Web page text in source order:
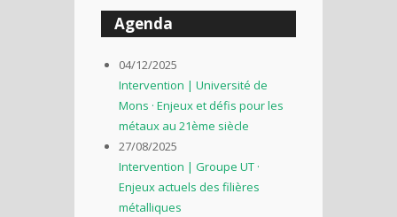
Agenda
04/12/2025
Intervention | Université de
Mons · Enjeux et défis pour les
métaux au 21ème siècle
27/08/2025
Intervention | Groupe UT ·
Enjeux actuels des filières
métalliques